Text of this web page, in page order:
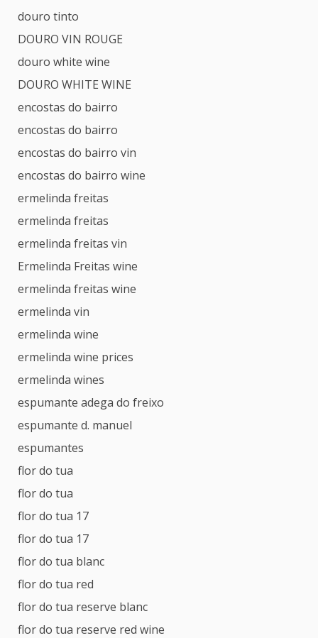
douro tinto
DOURO VIN ROUGE
douro white wine
DOURO WHITE WINE
encostas do bairro
encostas do bairro
encostas do bairro vin
encostas do bairro wine
ermelinda freitas
ermelinda freitas
ermelinda freitas vin
Ermelinda Freitas wine
ermelinda freitas wine
ermelinda vin
ermelinda wine
ermelinda wine prices
ermelinda wines
espumante adega do freixo
espumante d. manuel
espumantes
flor do tua
flor do tua
flor do tua 17
flor do tua 17
flor do tua blanc
flor do tua red
flor do tua reserve blanc
flor do tua reserve red wine